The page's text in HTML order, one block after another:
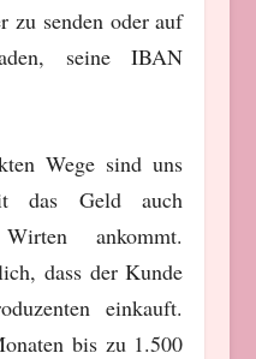
zu senden oder auf
seine IBAN
Wege sind uns
das Geld auch
ankommt.
dass der Kunde
einkauft.
bis zu 1.500